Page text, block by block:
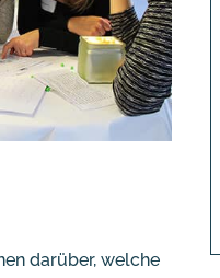
darüber, welche